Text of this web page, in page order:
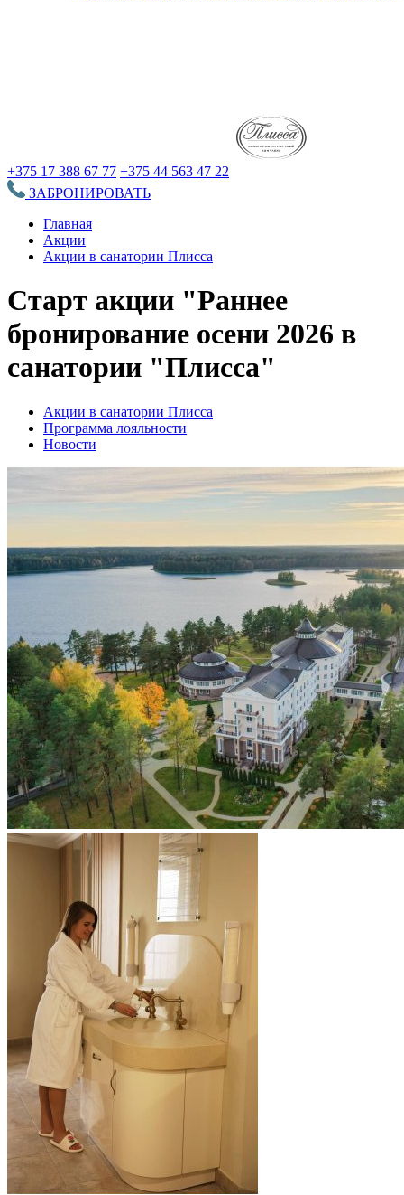
+375 17 388 67 77 +375 44 563 47 22
ЗАБРОНИРОВАТЬ
Главная
Акции
Акции в санатории Плисса
Старт акции "Раннее
бронирование осени 2026 в
санатории "Плисса"
Акции в санатории Плисса
Программа лояльности
Новости